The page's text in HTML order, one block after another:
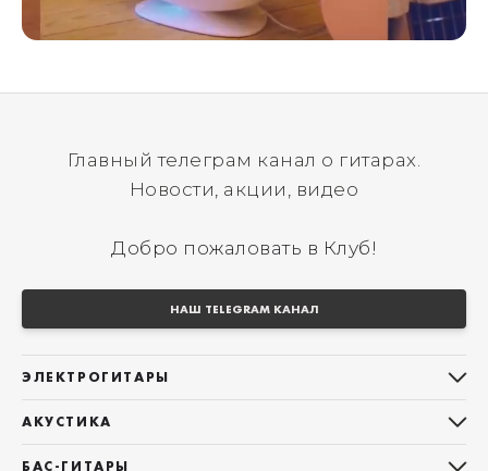
Главный телеграм канал о гитарах.
Новости, акции, видео
Добро пожаловать в Клуб!
НАШ TELEGRAM КАНАЛ
ЭЛЕКТРОГИТАРЫ
Telecaster
АКУСТИКА
БАС-ГИТАРЫ